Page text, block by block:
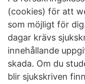
(cookies) för att
som möjligt för
dagar krävs
innehållande
skada. Om du
blir sjukskriven